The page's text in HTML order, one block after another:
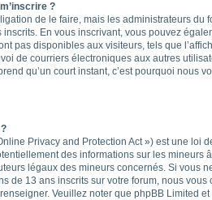
?
de le faire, mais les administrateurs
En vous inscrivant, vous pouvez
pas disponibles aux visiteurs, tels que
de courriers électroniques aux autres
qu’un court instant, c’est pourquoi nous
Privacy and Protection Act ») est une loi
des informations sur les mineurs
légaux des mineurs concernés. Si vous
de 13 ans inscrits sur votre forum, nous
Veuillez noter que phpBB Limited